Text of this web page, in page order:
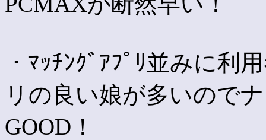
・ﾏｯﾁﾝｸﾞｱﾌﾟﾘ並みに利
リの良い娘が多いので
GOOD！